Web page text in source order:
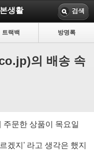
생활 검색
트랙백 방명록
의 배송 속
문한 상품이 목요일
겠지' 라고 생각은 했지